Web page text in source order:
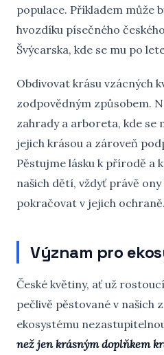
populace. Příkladem může
hvozdíku písečného
Švýcarska, kde se mu po
Obdivovat krásu vzácných
zodpovědným způsobem.
zahrady a arboreta, kde se
jejich krásou a zároveň
Pěstujme lásku k přírodě a k
našich dětí, vždyť právě
pokračovat v jejich ochraně.
Význam pro
České květiny, ať už
pečlivě pěstované v našich
ekosystému
než jen krásným doplňkem